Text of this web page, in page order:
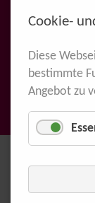
Über
Verwaisten
Schleswig-
Cookie-
Diese
bestimmte
Angebot zu